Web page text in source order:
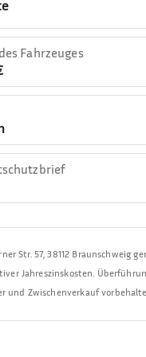
Fahrzeuges
Str. 57, 38112 Braunschweig
Jahreszinskosten.
und Zwischenverkauf